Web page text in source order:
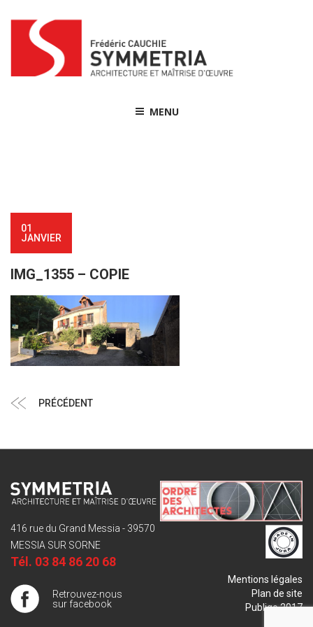
content
MENU
01
JANVIER
IMG_1355 – COPIE
de
Article
PRÉCÉDENT
416 rue du Grand Messia - 39570
MESSIA SUR SORNE
Tél. 03 84 86 20 68
Retrouvez-nous
sur facebook
Mentions légales
Plan de site
Publigo 2017